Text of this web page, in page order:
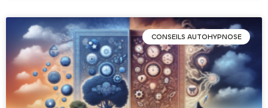
CONSEILS AUTOHYPNOSE